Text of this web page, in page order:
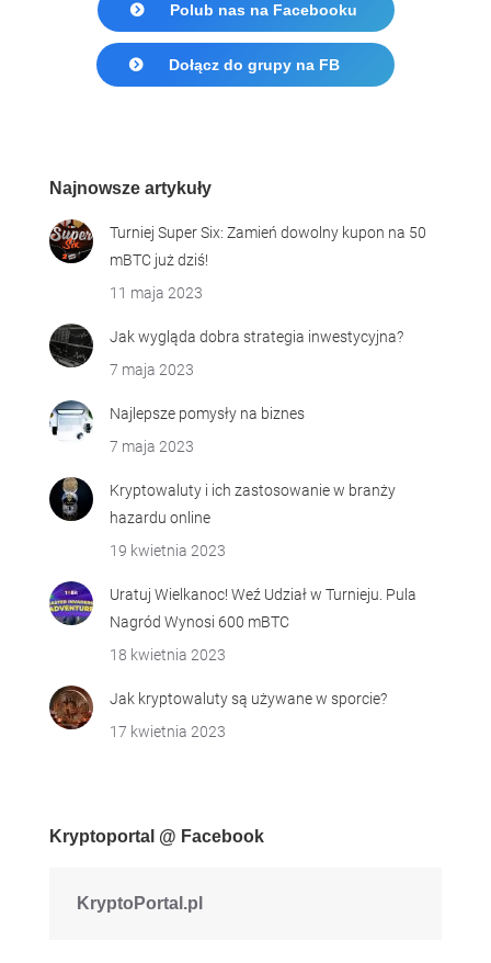
Polub nas na Facebooku
Dołącz do grupy na FB
Najnowsze artykuły
Turniej Super Six: Zamień dowolny kupon na 50
mBTC już dziś!
11 maja 2023
Jak wygląda dobra strategia inwestycyjna?
7 maja 2023
Najlepsze pomysły na biznes
7 maja 2023
Kryptowaluty i ich zastosowanie w branży
hazardu online
19 kwietnia 2023
Uratuj Wielkanoc! Weź Udział w Turnieju. Pula
Nagród Wynosi 600 mBTC
18 kwietnia 2023
Jak kryptowaluty są używane w sporcie?
17 kwietnia 2023
Kryptoportal @ Facebook
KryptoPortal.pl